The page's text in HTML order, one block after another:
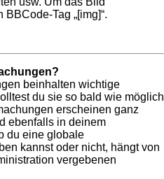
Tag „[img]“.
beinhalten wichtige
du sie so bald wie möglich
erscheinen ganz
ebenfalls in deinem
du eine globale
kannst oder nicht, hängt von
vergebenen